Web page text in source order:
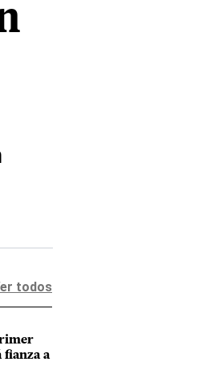
todos
fianza a